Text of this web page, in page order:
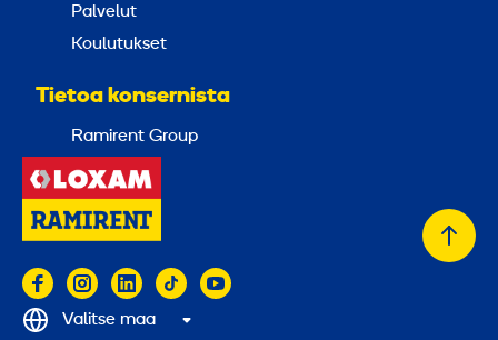
Palvelut
Koulutukset
Tietoa konsernista
Ramirent Group
Valitse maa